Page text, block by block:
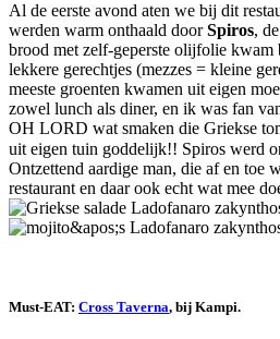
Al de eerste avond aten we bij dit
werden warm onthaald doorSpiros,
brood met zelf-geperste olijfolie kwam
lekkere gerechtjes (mezzes = kleine
meeste groenten kwamen uit eigen
zowel lunch als diner, en ik was fan
OH LORD wat smaken die Griekse
uit eigen tuin goddelijk!! Spiros werd
Ontzettend aardige man, die af en toe
restaurant en daar ook echt wat mee
Must-EAT: Cross Taverna, bij Kampi.